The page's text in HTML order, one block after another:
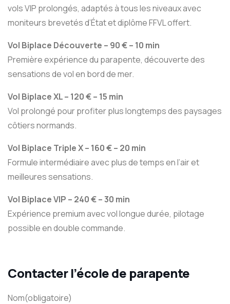
vols VIP prolongés, adaptés à tous les niveaux avec
moniteurs brevetés d’État et diplôme FFVL offert.
Vol Biplace Découverte – 90 € – 10 min
Première expérience du parapente, découverte des
sensations de vol en bord de mer.
Vol Biplace XL – 120 € – 15 min
Vol prolongé pour profiter plus longtemps des paysages
côtiers normands.
Vol Biplace Triple X – 160 € – 20 min
Formule intermédiaire avec plus de temps en l’air et
meilleures sensations.
Vol Biplace VIP – 240 € – 30 min
Expérience premium avec vol longue durée, pilotage
possible en double commande.
Contacter l’école de parapente
Nom(obligatoire)